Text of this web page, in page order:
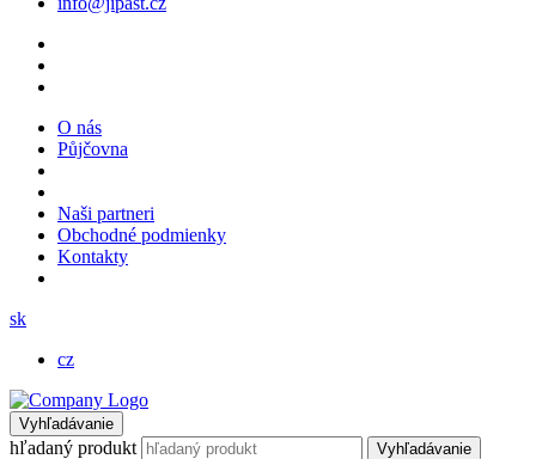
O nás
Půjčovna
Naši partneri
Obchodné podmienky
Kontakty
sk
cz
Vyhľadávanie
hľadaný produkt Vyhľadávanie